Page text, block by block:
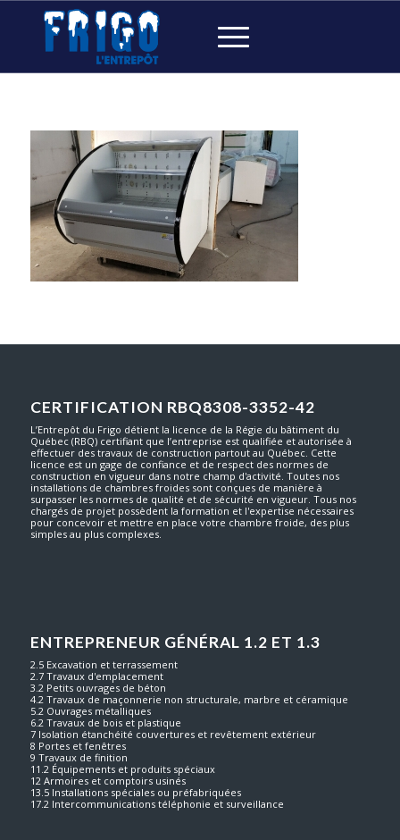
CERTIFICATION RBQ8308-3352-42
L’Entrepôt du Frigo détient la licence de la Régie du bâtiment du
Québec (RBQ) certifiant que l’entreprise est qualifiée et autorisée à
effectuer des travaux de construction partout au Québec. Cette
licence est un gage de confiance et de respect des normes de
construction en vigueur dans notre champ d'activité. Toutes nos
installations de chambres froides sont conçues de manière à
surpasser les normes de qualité et de sécurité en vigueur. Tous nos
chargés de projet possèdent la formation et l'expertise nécessaires
pour concevoir et mettre en place votre chambre froide, des plus
simples au plus complexes.
ENTREPRENEUR GÉNÉRAL 1.2 ET 1.3
2.5 Excavation et terrassement
2.7 Travaux d'emplacement
3.2 Petits ouvrages de béton
4.2 Travaux de maçonnerie non structurale, marbre et céramique
5.2 Ouvrages métalliques
6.2 Travaux de bois et plastique
7 Isolation étanchéité couvertures et revêtement extérieur
8 Portes et fenêtres
9 Travaux de finition
11.2 Équipements et produits spéciaux
12 Armoires et comptoirs usinés
13.5 Installations spéciales ou préfabriquées
17.2 Intercommunications téléphonie et surveillance